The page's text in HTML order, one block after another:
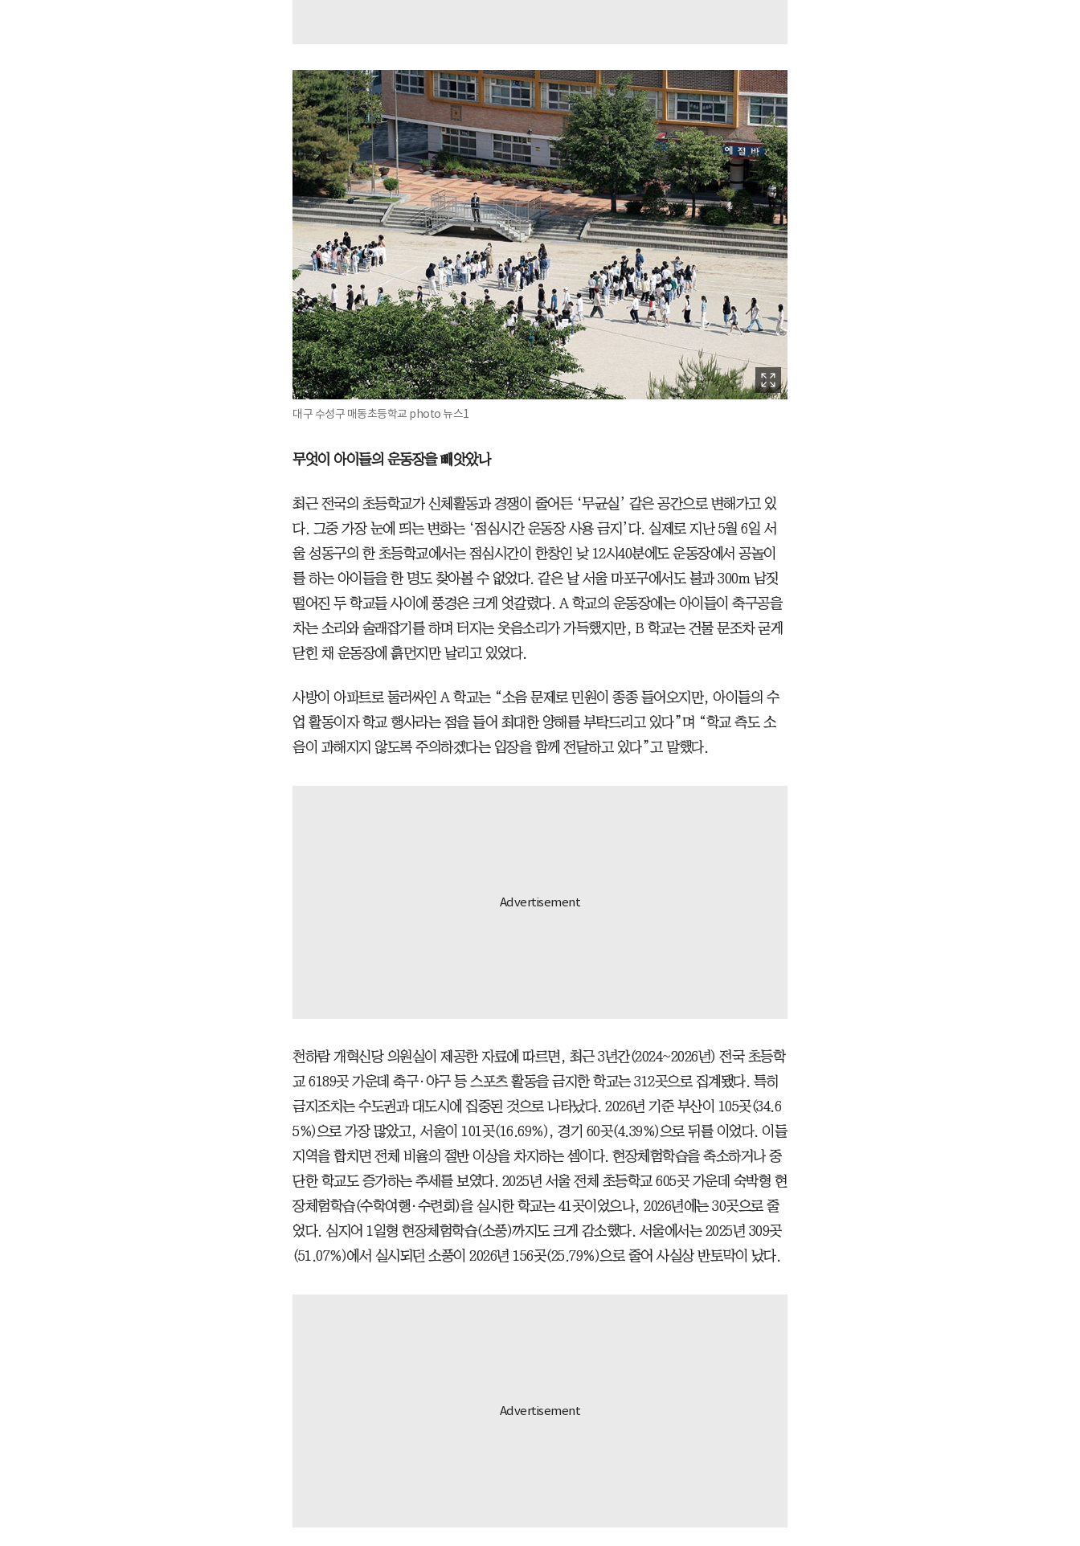
대구 수성구 매동초등학교 photo 뉴스1
무엇이 아이들의 운동장을 빼앗았나
최근 전국의 초등학교가 신체활동과 경쟁이 줄어든 ‘무균실’ 같은 공간으로 변해가고 있
다. 그중 가장 눈에 띄는 변화는 ‘점심시간 운동장 사용 금지’다. 실제로 지난 5월 6일 서
울 성동구의 한 초등학교에서는 점심시간이 한창인 낮 12시40분에도 운동장에서 공놀이
를 하는 아이들을 한 명도 찾아볼 수 없었다. 같은 날 서울 마포구에서도 불과 300m 남짓
떨어진 두 학교들 사이에 풍경은 크게 엇갈렸다. A 학교의 운동장에는 아이들이 축구공을
차는 소리와 술래잡기를 하며 터지는 웃음소리가 가득했지만, B 학교는 건물 문조차 굳게
닫힌 채 운동장에 흙먼지만 날리고 있었다.
사방이 아파트로 둘러싸인 A 학교는 “소음 문제로 민원이 종종 들어오지만, 아이들의 수
업 활동이자 학교 행사라는 점을 들어 최대한 양해를 부탁드리고 있다”며 “학교 측도 소
음이 과해지지 않도록 주의하겠다는 입장을 함께 전달하고 있다”고 말했다.
천하람 개혁신당 의원실이 제공한 자료에 따르면, 최근 3년간(2024~2026년) 전국 초등학
교 6189곳 가운데 축구·야구 등 스포츠 활동을 금지한 학교는 312곳으로 집계됐다. 특히
금지조치는 수도권과 대도시에 집중된 것으로 나타났다. 2026년 기준 부산이 105곳(34.6
5%)으로 가장 많았고, 서울이 101곳(16.69%), 경기 60곳(4.39%)으로 뒤를 이었다. 이들
지역을 합치면 전체 비율의 절반 이상을 차지하는 셈이다. 현장체험학습을 축소하거나 중
단한 학교도 증가하는 추세를 보였다. 2025년 서울 전체 초등학교 605곳 가운데 숙박형 현
장체험학습(수학여행·수련회)을 실시한 학교는 41곳이었으나, 2026년에는 30곳으로 줄
었다. 심지어 1일형 현장체험학습(소풍)까지도 크게 감소했다. 서울에서는 2025년 309곳
(51.07%)에서 실시되던 소풍이 2026년 156곳(25.79%)으로 줄어 사실상 반토막이 났다.